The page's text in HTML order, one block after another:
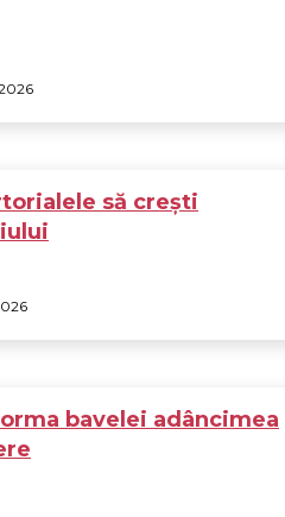
să crești
bavelei adâncimea